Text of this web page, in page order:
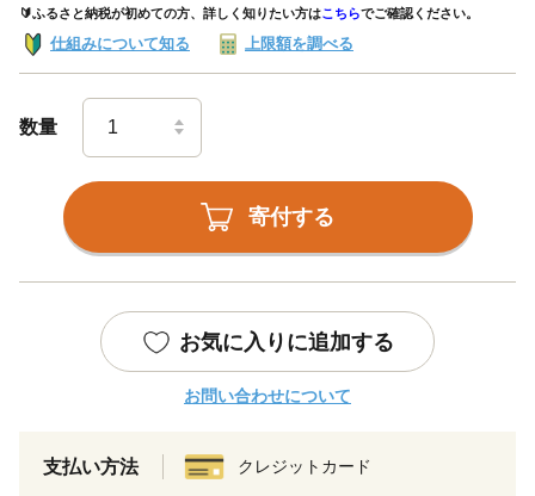
🔰ふるさと納税が初めての方、詳しく知りたい方はこちらでご確認ください。
仕組みについて知る 上限額を調べる
数量
寄付する
お気に入りに追加する
お問い合わせについて
支払い方法 クレジットカード